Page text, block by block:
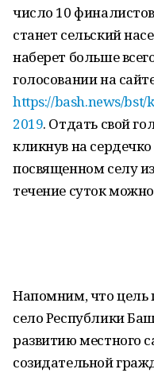
число 10
станет сельский
наберет больше
голосовании на
https://bash.news/bst/
2019. Отдать свой
кликнув на
посвященном селу
течение суток
Напомним, что цель
село Республики
развитию местного
созидательной